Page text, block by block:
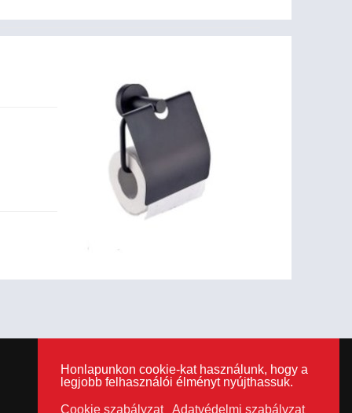
Honlapunkon cookie-kat használunk, hogy a
legjobb felhasználói élményt nyújthassuk.
Cookie szabályzat Adatvédelmi szabályzat